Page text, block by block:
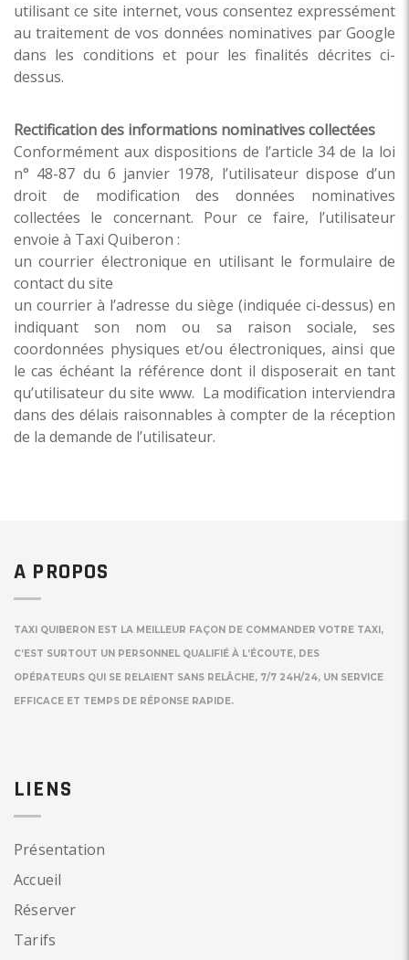
utilisant ce site internet, vous consentez expressément
au traitement de vos données nominatives par Google
dans les conditions et pour les finalités décrites ci-
dessus.
Rectification des informations nominatives collectées
Conformément aux dispositions de l’article 34 de la loi
n° 48-87 du 6 janvier 1978, l’utilisateur dispose d’un
droit de modification des données nominatives
collectées le concernant. Pour ce faire, l’utilisateur
envoie à Taxi Quiberon :
un courrier électronique en utilisant le formulaire de
contact du site
un courrier à l’adresse du siège (indiquée ci-dessus) en
indiquant son nom ou sa raison sociale, ses
coordonnées physiques et/ou électroniques, ainsi que
le cas échéant la référence dont il disposerait en tant
qu’utilisateur du site www. La modification interviendra
dans des délais raisonnables à compter de la réception
de la demande de l’utilisateur.
A PROPOS
TAXI QUIBERON EST LA MEILLEUR FAÇON DE COMMANDER VOTRE TAXI,
C’EST SURTOUT UN PERSONNEL QUALIFIÉ À L’ÉCOUTE, DES
OPÉRATEURS QUI SE RELAIENT SANS RELÂCHE, 7/7 24H/24, UN SERVICE
EFFICACE ET TEMPS DE RÉPONSE RAPIDE.
LIENS
Présentation
Accueil
Réserver
Tarifs